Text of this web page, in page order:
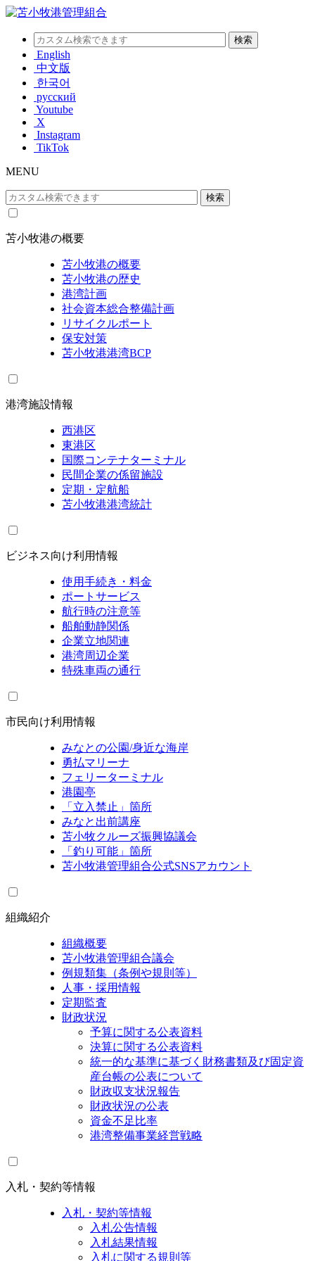
English
中文版
한국어
русский
Youtube
X
Instagram
TikTok
MENU
苫小牧港の概要
苫小牧港の概要
苫小牧港の歴史
港湾計画
社会資本総合整備計画
リサイクルポート
保安対策
苫小牧港港湾BCP
港湾施設情報
西港区
東港区
国際コンテナターミナル
民間企業の係留施設
定期・定航船
苫小牧港港湾統計
ビジネス向け利用情報
使用手続き・料金
ポートサービス
航行時の注意等
船舶動静関係
企業立地関連
港湾周辺企業
特殊車両の通行
市民向け利用情報
みなとの公園/身近な海岸
勇払マリーナ
フェリーターミナル
港園亭
「立入禁止」箇所
みなと出前講座
苫小牧クルーズ振興協議会
「釣り可能」箇所
苫小牧港管理組合公式SNSアカウント
組織紹介
組織概要
苫小牧港管理組合議会
例規類集（条例や規則等）
人事・採用情報
定期監査
財政状況
予算に関する公表資料
決算に関する公表資料
統一的な基準に基づく財務書類及び固定資
産台帳の公表について
財政収支状況報告
財政状況の公表
資金不足比率
港湾整備事業経営戦略
入札・契約等情報
入札・契約等情報
入札公告情報
入札結果情報
入札に関する規則等